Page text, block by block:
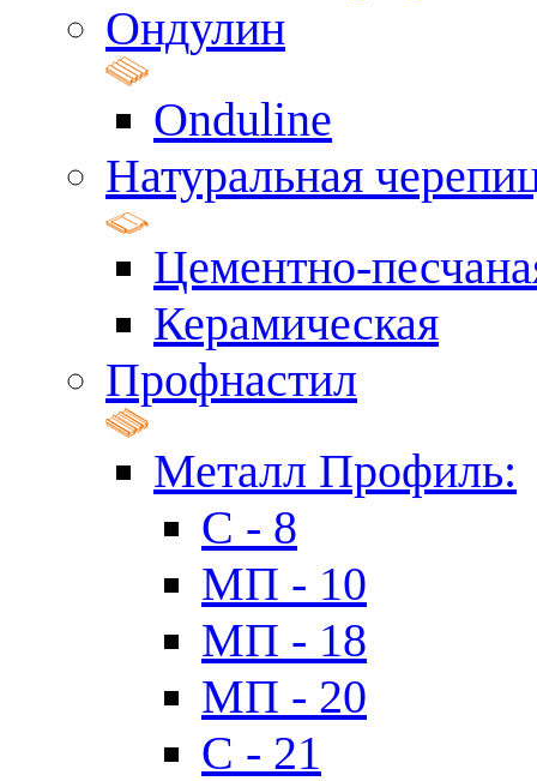
Ондулин
Onduline
Натуральная
Цементно-
Керамическая
Профнастил
Металл Профиль:
C - 8
МП - 10
МП - 18
МП - 20
C - 21